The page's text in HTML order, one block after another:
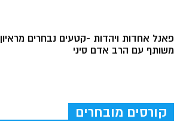
פאנל אחדות ויהדות -קטעים נבחרים מראיון
משותף עם הרב אדם סיני
קורסים מובחרים